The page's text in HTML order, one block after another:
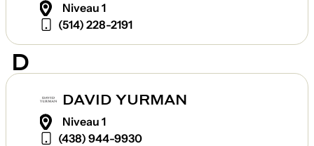
Niveau 1
(514) 228-2191
D
DAVID YURMAN
Niveau 1
(438) 944-9930